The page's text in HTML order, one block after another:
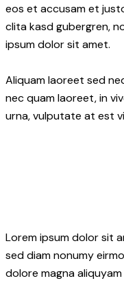
eos et accusam et
clita kasd gubergren,
ipsum dolor sit amet.
Aliquam laoreet sed
nec quam laoreet, in
urna, vulputate at est
Lorem ipsum dolor sit
sed diam nonumy
dolore magna